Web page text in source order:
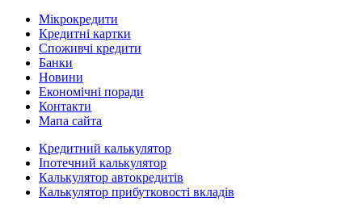
Мікрокредити
Кредитні картки
Споживчі кредити
Банки
Новини
Економічні поради
Контакти
Мапа сайта
Кредитний калькулятор
Іпотечний калькулятор
Калькулятор автокредитів
Калькулятор прибутковості вкладів